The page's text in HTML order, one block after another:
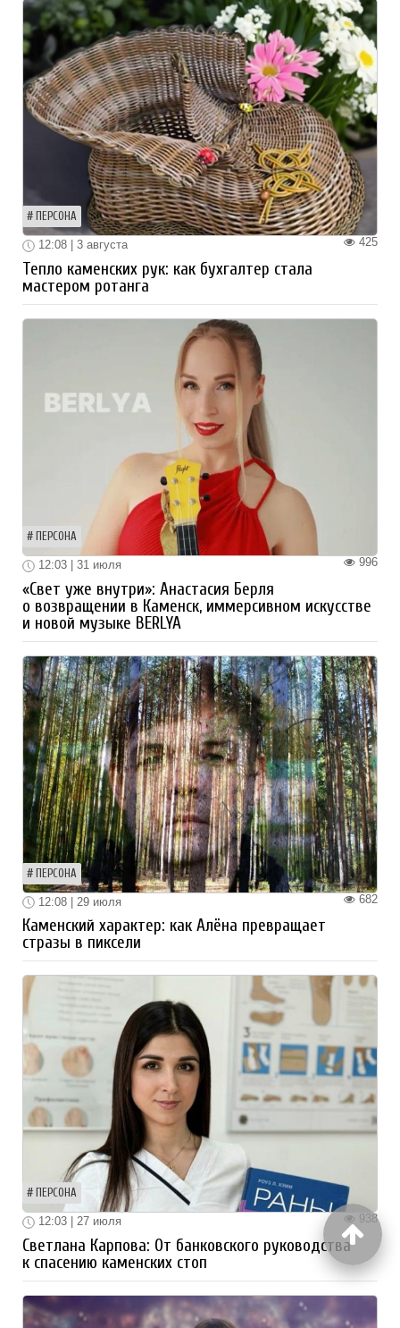
ПЕРСОНА
425
12:08 | 3 августа
Тепло каменских рук: как бухгалтер стала
мастером ротанга
ПЕРСОНА
996
12:03 | 31 июля
«Свет уже внутри»: Анастасия Берля
о возвращении в Каменск, иммерсивном искусстве
и новой музыке BERLYA
ПЕРСОНА
682
12:08 | 29 июля
Каменский характер: как Алёна превращает
стразы в пиксели
ПЕРСОНА
938
12:03 | 27 июля
Светлана Карпова: От банковского руководства
к спасению каменских стоп